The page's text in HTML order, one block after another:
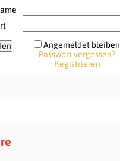
Angemeldet bleiben
Passwort vergessen?
Registrieren